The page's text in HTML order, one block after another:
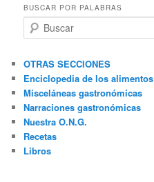
BUSCAR POR PALABRAS
u
c
a
r
OTRAS SECCIONES
Enciclopedia de los alimentos
Misceláneas gastronómicas
Narraciones gastronómicas
Nuestra O.N.G.
Recetas
Libros